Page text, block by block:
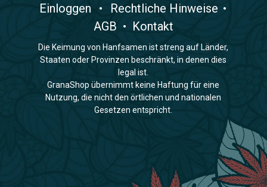
​Einloggen • ​Rechtliche Hinweise •
AGB • Kontakt
Die Keimung von Hanfsamen ist streng auf Länder,
Staaten oder Provinzen beschränkt, in denen dies
legal ist.
GranaShop übernimmt keine Haftung für eine
Nutzung, die nicht den örtlichen und nationalen
Gesetzen entspricht.